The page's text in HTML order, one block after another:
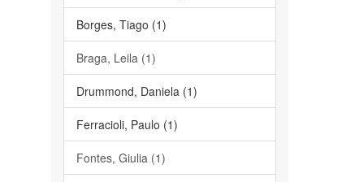
Borges, Tiago (1)
Braga, Leila (1)
Drummond, Daniela (1)
Ferracioli, Paulo (1)
Fontes, Giulia (1)